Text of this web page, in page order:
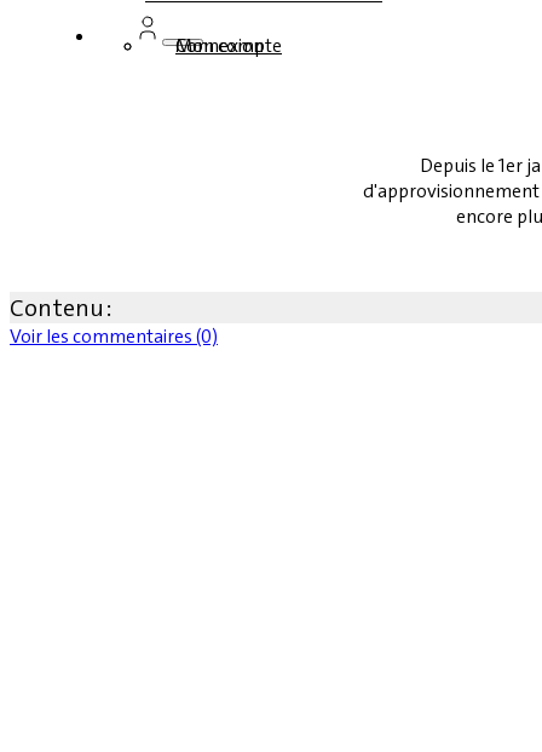
Connexion
Mon compte
Depuis le 1er
d'approvisionnement
encore
Contenu :
Voir les commentaires (0)